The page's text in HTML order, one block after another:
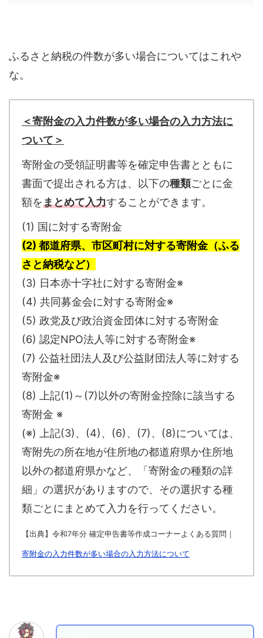
ふるさと納税の件数が多い場合についてはこれや
な。
＜寄附金の入力件数が多い場合の入力方法に
ついて＞
寄附金の受領証明書等を確定申告書とともに
書面で提出される方は、以下の種類ごとに金
額をまとめて入力することができます。
(1) 国に対する寄附金
(2) 都道府県、市区町村に対する寄附金（ふる
さと納税など）
(3) 日本赤十字社に対する寄附金※
(4) 共同募金会に対する寄附金※
(5) 政党及び政治資金団体に対する寄附金
(6) 認定NPO法人等に対する寄附金※
(7) 公益社団法人及び公益財団法人等に対する
寄附金※
(8) 上記(1)～(7)以外の寄附金控除に該当する
寄附金 ※
(※) 上記(3)、(4)、(6)、(7)、(8)については、
寄附先の所在地が住所地の都道府県か住所地
以外の都道府県かなど、「寄附金の種類の詳
細」の選択がありますので、その選択する種
類ごとにまとめて入力を行ってください。
【出典】令和7年分 確定申告書等作成コーナーよくある質問｜
寄附金の入力件数が多い場合の入力方法について